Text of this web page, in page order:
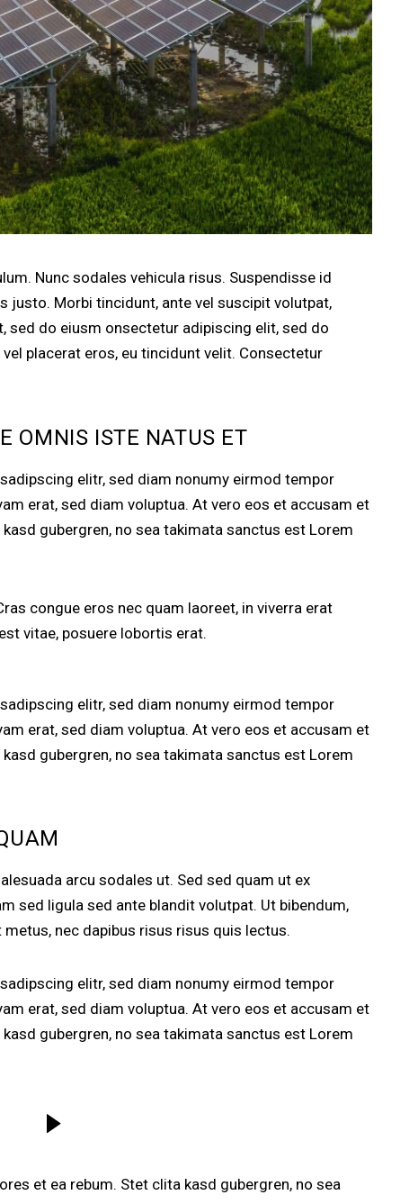
Nunc sodales vehicula risus. Suspendisse id
justo. Morbi tincidunt, ante vel suscipit volutpat,
sed do eiusm onsectetur adipiscing elit, sed do
placerat eros, eu tincidunt velit. Consectetur
OMNIS ISTE NATUS ET
elitr, sed diam nonumy eirmod tempor
erat, sed diam voluptua. At vero eos et accusam et
gubergren, no sea takimata sanctus est Lorem
congue eros nec quam laoreet, in viverra erat
vitae, posuere lobortis erat.
elitr, sed diam nonumy eirmod tempor
erat, sed diam voluptua. At vero eos et accusam et
gubergren, no sea takimata sanctus est Lorem
arcu sodales ut. Sed sed quam ut ex
sed ligula sed ante blandit volutpat. Ut bibendum,
nec dapibus risus risus quis lectus.
elitr, sed diam nonumy eirmod tempor
erat, sed diam voluptua. At vero eos et accusam et
gubergren, no sea takimata sanctus est Lorem
et ea rebum. Stet clita kasd gubergren, no sea